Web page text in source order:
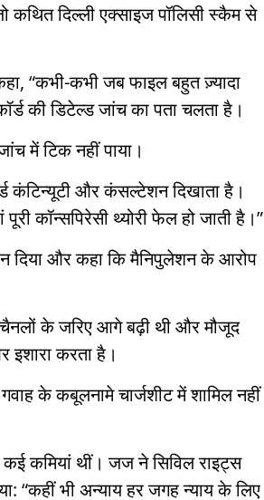
कथित दिल्ली एक्साइज पॉलिसी स्कैम से
“कभी-कभी जब फाइल बहुत ज़्यादा
की डिटेल्ड जांच का पता चलता है।
में टिक नहीं पाया।
कंटिन्यूटी और कंसल्टेशन दिखाता है।
कॉन्सपिरेसी थ्योरी फेल हो जाती है।”
दिया और कहा कि मैनिपुलेशन के आरोप
के जरिए आगे बढ़ी थी और मौजूद
इशारा करता है।
के कबूलनामे चार्जशीट में शामिल नहीं
कई कमियां थीं। जज ने सिविल राइट्स
“कहीं भी अन्याय हर जगह न्याय के लिए